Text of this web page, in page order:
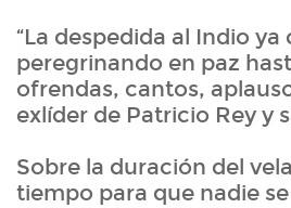
“La despedida al Indio
peregrinando en paz
ofrendas, cantos,
exlíder de Patricio Rey y
Sobre la duración del
tiempo para que nadie